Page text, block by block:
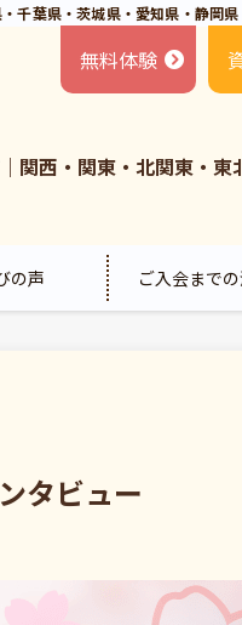
千葉県・茨城県・愛知県・静岡
の声 ご入会まで
｜関西・関東・北関東・東
無料体験
タビュー